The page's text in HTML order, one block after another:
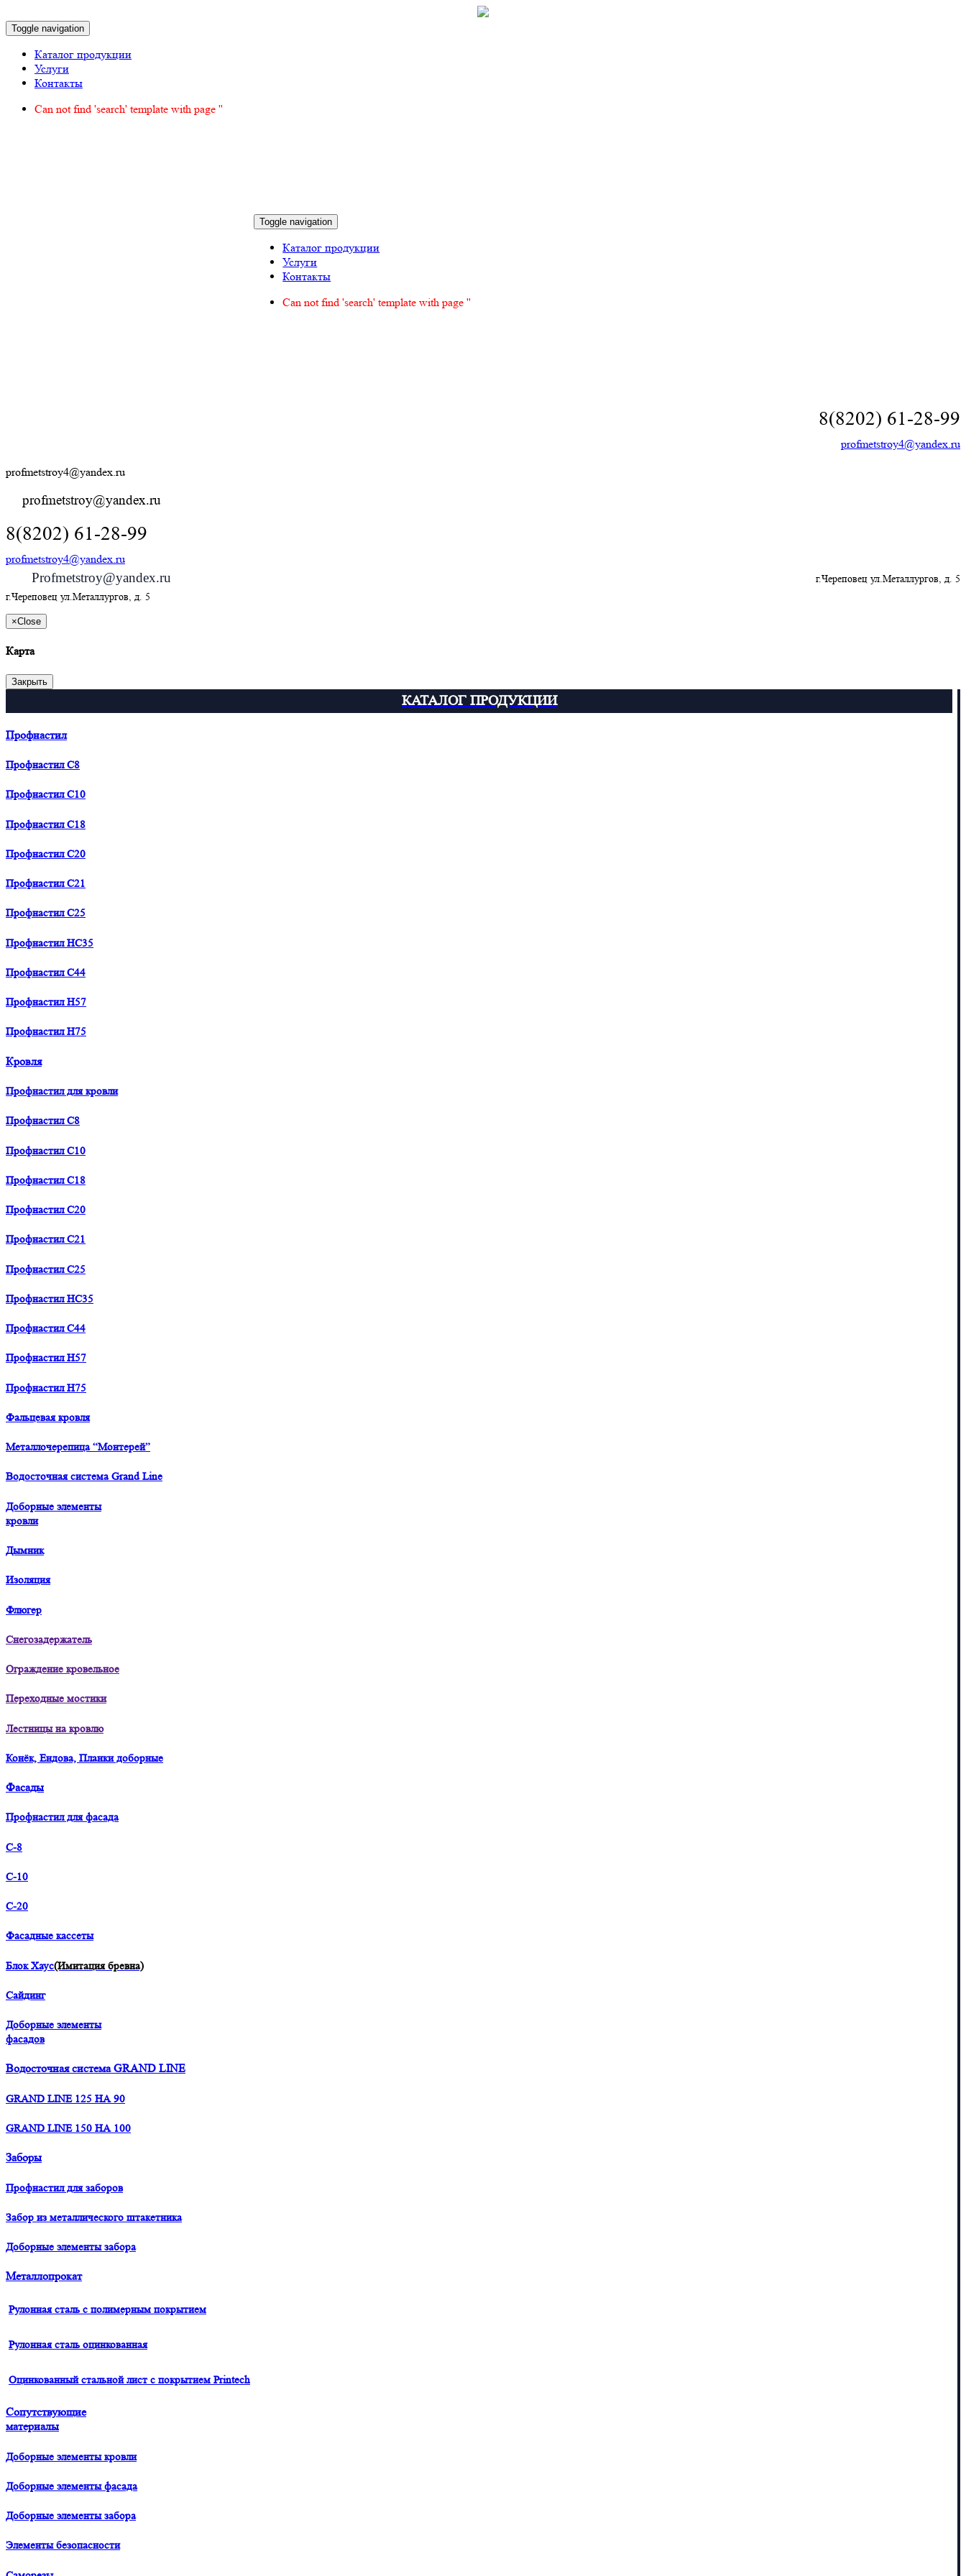
Toggle navigation
Каталог продукции
Услуги
Контакты
Can not find 'search' template with page ''
Toggle navigation
Каталог продукции
Услуги
Контакты
Can not find 'search' template with page ''
8(8202) 61-28-99
profmetstroy4@yandex.ru
profmetstroy4@yandex.ru
profmetstroy@yandex.ru
8(8202) 61-28-99
profmetstroy4@yandex.ru
Profmetstroy@yandex.ru
г.Череповец ул.Металлургов, д. 5
г.Череповец ул.Металлургов, д. 5
×Close
Карта
Закрыть
КАТАЛОГ ПРОДУКЦИИ
Профнастил
Профнастил С8
Профнастил С10
Профнастил С18
Профнастил С20
Профнастил С21
Профнастил С25
Профнастил HC35
Профнастил С44
Профнастил H57
Профнастил H75
Кровля
Профнастил для кровли
Профнастил С8
Профнастил С10
Профнастил С18
Профнастил С20
Профнастил С21
Профнастил С25
Профнастил HC35
Профнастил С44
Профнастил H57
Профнастил H75
Фальцевая кровля
Металлочерепица “Монтерей”
Водосточная система Grand Line
Доборные элементы
кровли
Дымник
Изоляция
Флюгер
Снегозадержатель
Ограждение кровельное
Переходные мостики
Лестницы на кровлю
Конёк, Ендова, Планки доборные
Фасады
Профнастил для фасада
С-8
С-10
С-20
Фасадные кассеты
Блок Хаус(Имитация бревна)
Сайдинг
Доборные элементы
фасадов
Водосточная система GRAND LINE
GRAND LINE 125 НА 90
GRAND LINE 150 НА 100
Заборы
Профнастил для заборов
Забор из металлического штакетника
Доборные элементы забора
Металлопрокат
Рулонная сталь с полимерным покрытием
Рулонная сталь оцинкованная
Оцинкованный стальной лист с покрытием Printech
Сопутствующие
материалы
Доборные элементы кровли
Доборные элементы фасада
Доборные элементы забора
Элементы безопасности